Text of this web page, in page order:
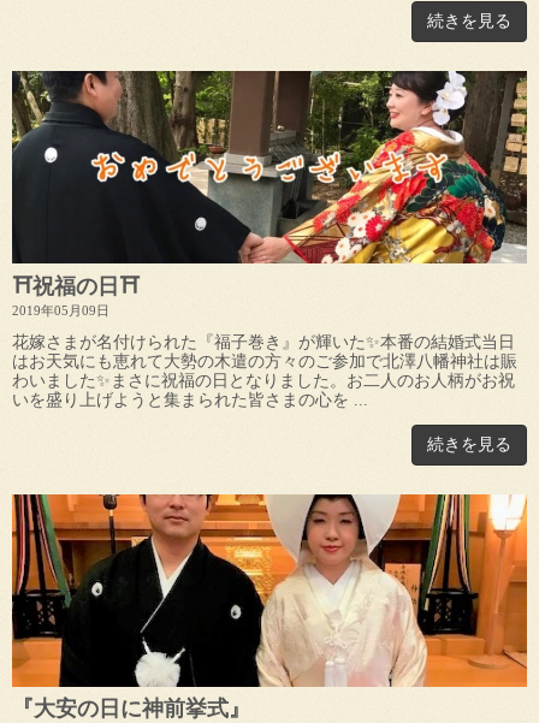
続きを見る
⛩祝福の日⛩
2019年05月09日
花嫁さまが名付けられた『福子巻き』が輝いた✨本番の結婚式当日
はお天気にも恵れて大勢の木遣の方々のご参加で北澤八幡神社は賑
わいました✨まさに祝福の日となりました。お二人のお人柄がお祝
いを盛り上げようと集まられた皆さまの心を ...
続きを見る
『大安の日に神前挙式』